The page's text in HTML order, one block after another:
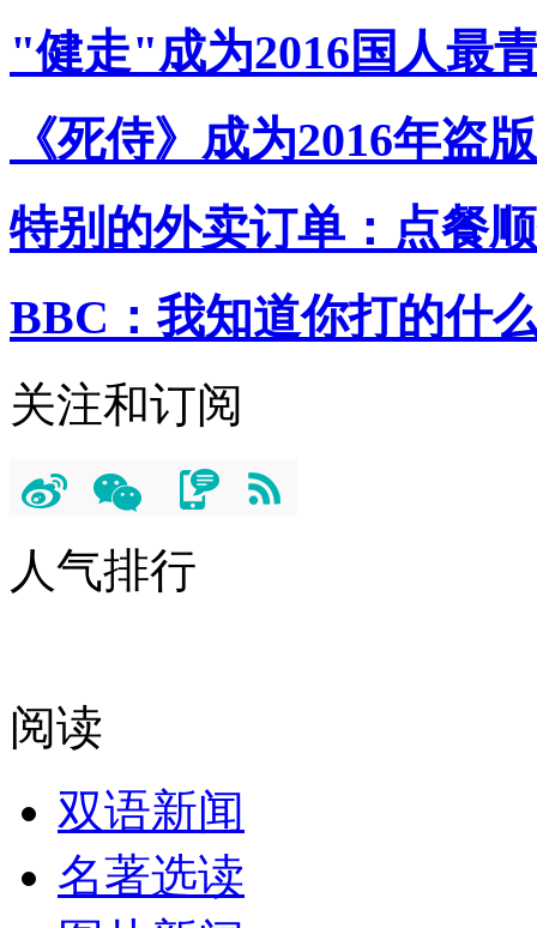
"健走"成为2016国人最
《死侍》成为2016年盗
特别的外卖订单：点餐
BBC：我知道你打的什
关注和订阅
人气排行
阅读
双语新闻
名著选读